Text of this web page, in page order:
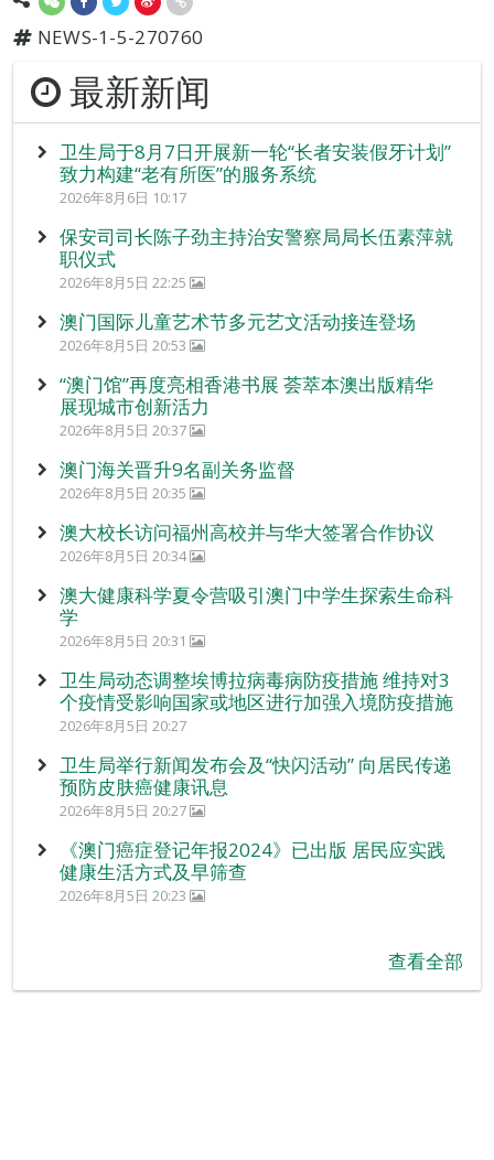
NEWS-1-5-270760
最新新闻
卫生局于8月7日开展新一轮“长者安装假牙计划”
致力构建“老有所医”的服务系统
2026年8月6日 10:17
保安司司长陈子劲主持治安警察局局长伍素萍就
职仪式
2026年8月5日 22:25
澳门国际儿童艺术节多元艺文活动接连登场
2026年8月5日 20:53
“澳门馆”再度亮相香港书展 荟萃本澳出版精华
展现城市创新活力
2026年8月5日 20:37
澳门海关晋升9名副关务监督
2026年8月5日 20:35
澳大校长访问福州高校并与华大签署合作协议
2026年8月5日 20:34
澳大健康科学夏令营吸引澳门中学生探索生命科
学
2026年8月5日 20:31
卫生局动态调整埃博拉病毒病防疫措施 维持对3
个疫情受影响国家或地区进行加强入境防疫措施
2026年8月5日 20:27
卫生局举行新闻发布会及“快闪活动” 向居民传递
预防皮肤癌健康讯息
2026年8月5日 20:27
《澳门癌症登记年报2024》已出版 居民应实践
健康生活方式及早筛查
2026年8月5日 20:23
查看全部